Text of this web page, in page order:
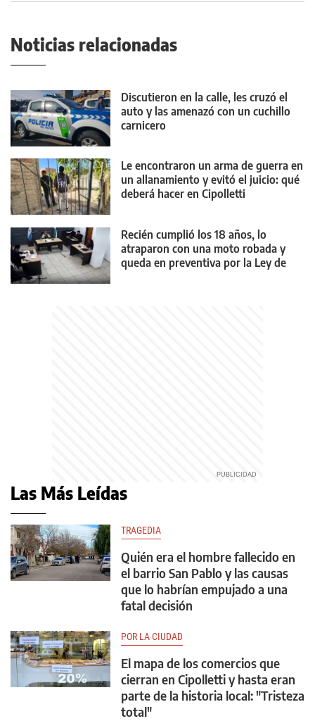
Noticias relacionadas
Discutieron en la calle, les cruzó el
auto y las amenazó con un cuchillo
carnicero
Le encontraron un arma de guerra en
un allanamiento y evitó el juicio: qué
deberá hacer en Cipolletti
Recién cumplió los 18 años, lo
atraparon con una moto robada y
queda en preventiva por la Ley de
Las Más Leídas
TRAGEDIA
Quién era el hombre fallecido en
el barrio San Pablo y las causas
que lo habrían empujado a una
fatal decisión
POR LA CIUDAD
El mapa de los comercios que
cierran en Cipolletti y hasta eran
parte de la historia local: "Tristeza
total"